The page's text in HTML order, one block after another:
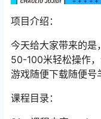
项目介绍：
今天给大家带来的是
50-100米轻松操作
游戏随便下载随便号
课程目录：